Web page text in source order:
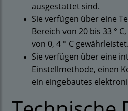
ausgestattet sind.
Sie verfügen über eine
Bereich von 20 bis 33 °
von 0, 4 ° C gewährleistet.
Sie verfügen über eine
Einstellmethode, einen
ein eingebautes